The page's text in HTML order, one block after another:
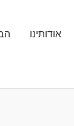
אודותינו